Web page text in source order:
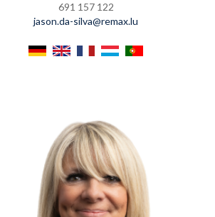
691 157 122
jason.da-silva@remax.lu